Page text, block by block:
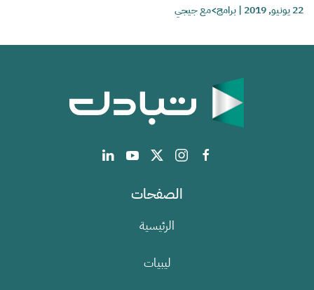
22 يونيو, 2019 |برامج>مع جيجي
الصفحات
الرئيسية
ليبيات